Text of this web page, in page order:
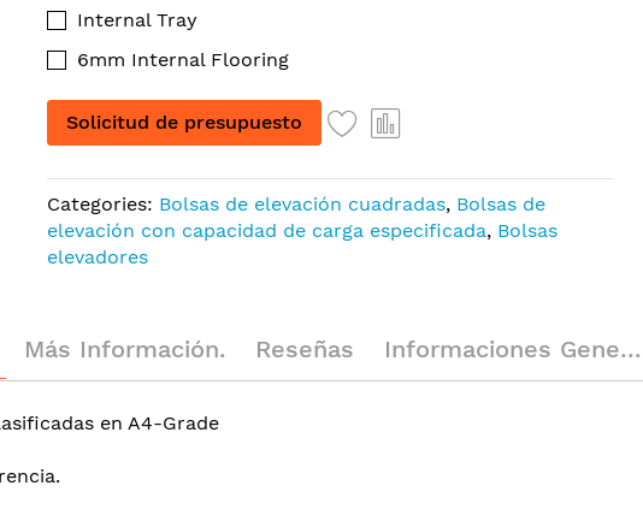
Internal Tray
6mm Internal Flooring
Solicitud de presupuesto
Categories: Bolsas de elevación cuadradas, Bolsas de
elevación con capacidad de carga especificada, Bolsas
elevadores
en A4-Grade
Más Información. Reseñas Informaciones Generales